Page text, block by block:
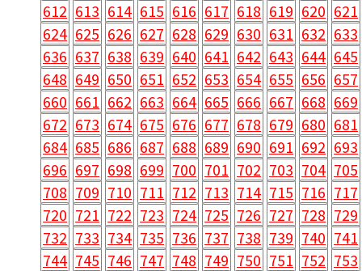
612 613 614 615 616 617 618 619 620 621
624 625 626 627 628 629 630 631 632 633
636 637 638 639 640 641 642 643 644 645
648 649 650 651 652 653 654 655 656 657
660 661 662 663 664 665 666 667 668 669
672 673 674 675 676 677 678 679 680 681
684 685 686 687 688 689 690 691 692 693
696 697 698 699 700 701 702 703 704 705
708 709 710 711 712 713 714 715 716 717
720 721 722 723 724 725 726 727 728 729
732 733 734 735 736 737 738 739 740 741
744 745 746 747 748 749 750 751 752 753